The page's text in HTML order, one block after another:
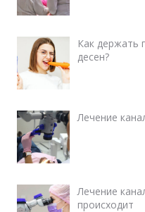
Как держать
десен?
Лечение
Лечение
происходит